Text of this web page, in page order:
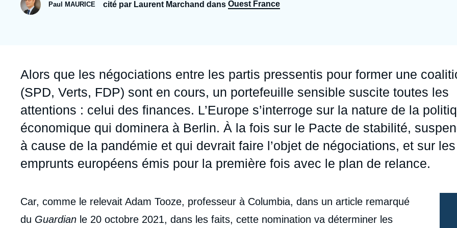
Partenariats et réseaux
Ramses
Intelligence artificielle
Europe
Jeudi 17 septembre 2026 17:30
Paul MAURICE cité par Laurent Marchand dans Ouest France
Accroche
Alors que les négociations entre les partis pressentis pour former une
(SPD, Verts, FDP) sont en cours, un portefeuille sensible suscite toutes les
attentions : celui des finances. L’Europe s’interroge sur la nature de la
économique qui dominera à Berlin. À la fois sur le Pacte de stabilité,
à cause de la pandémie et qui devrait faire l’objet de négociations, et sur les
emprunts européens émis pour la première fois avec le plan de relance.
Contenu
intervention
Car, comme le relevait Adam Tooze, professeur à Columbia, dans un article remarqué
du Guardian le 20 octobre 2021, dans les faits​, cette nomination va déterminer les